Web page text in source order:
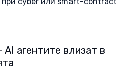
агентите влизат в